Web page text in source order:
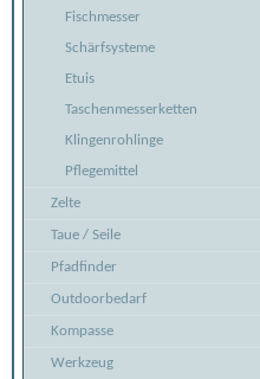
Fischmesser
Schärfsysteme
Etuis
Taschenmesserketten
Klingenrohlinge
Pflegemittel
Zelte
Taue / Seile
Pfadfinder
Outdoorbedarf
Kompasse
Werkzeug